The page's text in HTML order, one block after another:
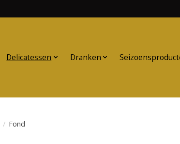
Delicatessen Dranken
/ Fond